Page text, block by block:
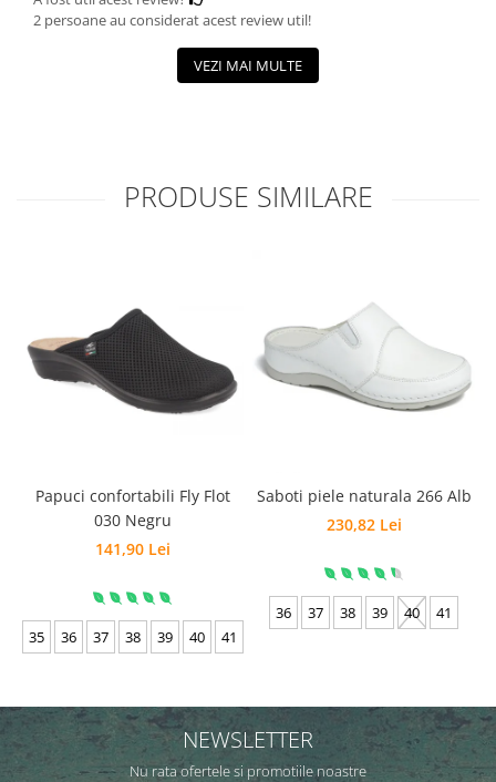
2 persoane au considerat acest review util!
VEZI MAI MULTE
PRODUSE SIMILARE
Papuci confortabili Fly Flot
030 Negru
141,90 Lei
35 36 37 38 39 40 41
Saboti piele naturala 266 Alb
230,82 Lei
36 37 38 39 40
41
NEWSLETTER
Nu rata ofertele si promotiile noastre